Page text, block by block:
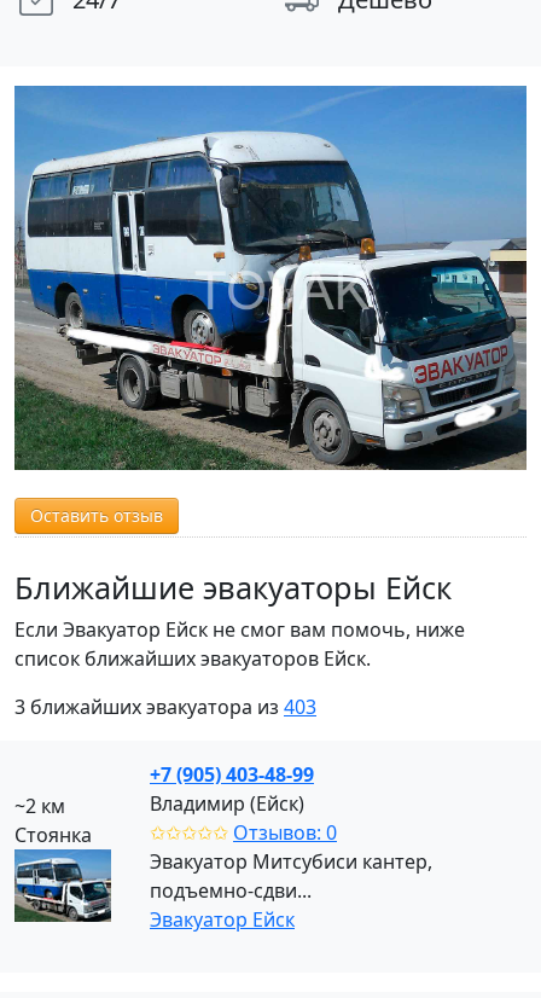
Оставить отзыв
Ближайшие эвакуаторы Ейск
Если Эвакуатор Ейск не смог вам помочь, ниже
список ближайших эвакуаторов Ейск.
3 ближайших эвакуатора из 403
~2 км
Стоянка
+7 (905) 403-48-99
Владимир (Ейск)
✩✩✩✩✩ Отзывов: 0
Эвакуатор Митсубиси кантер,
подъемно-сдви...
Эвакуатор Ейск